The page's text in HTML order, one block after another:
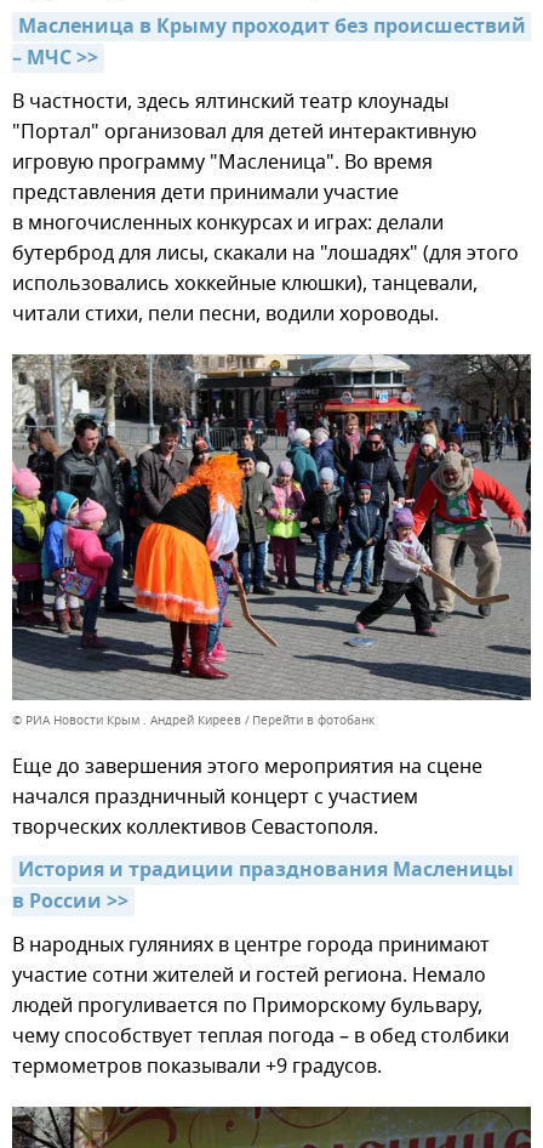
Масленица в Крыму проходит без происшествий
– МЧС >>
В частности, здесь ялтинский театр клоунады
"Портал" организовал для детей интерактивную
игровую программу "Масленица". Во время
представления дети принимали участие
в многочисленных конкурсах и играх: делали
бутерброд для лисы, скакали на "лошадях" (для этого
использовались хоккейные клюшки), танцевали,
читали стихи, пели песни, водили хороводы.
© РИА Новости Крым . Андрей Киреев Перейти в фотобанк
Еще до завершения этого мероприятия на сцене
начался праздничный концерт с участием
творческих коллективов Севастополя.
История и традиции празднования Масленицы
в России >>
В народных гуляниях в центре города принимают
участие сотни жителей и гостей региона. Немало
людей прогуливается по Приморскому бульвару,
чему способствует теплая погода – в обед столбики
термометров показывали +9 градусов.